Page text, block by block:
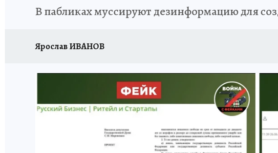
В пабликах муссируют дезинформацию для
Ярослав ИВАНОВ